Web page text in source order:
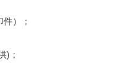
）；
)；